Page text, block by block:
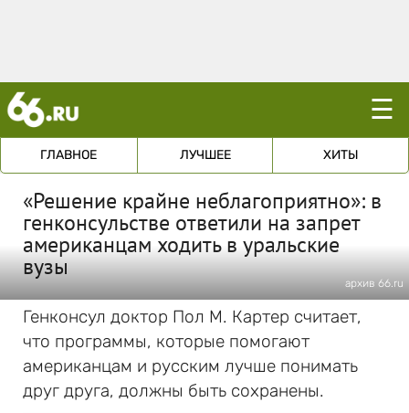
☰
ГЛАВНОЕ ЛУЧШЕЕ ХИТЫ
«Решение крайне неблагоприятно»: в
генконсульстве ответили на запрет
американцам ходить в уральские
вузы
архив 66.ru
Генконсул доктор Пол М. Картер считает,
что программы, которые помогают
американцам и русским лучше понимать
друг друга, должны быть сохранены.